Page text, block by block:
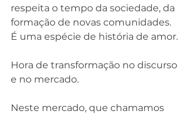
respeita o tempo da sociedade, da
formação de novas comunidades.
É uma espécie de história de amor.
Hora de transformação no discurso
e no mercado.
Neste mercado, que chamamos